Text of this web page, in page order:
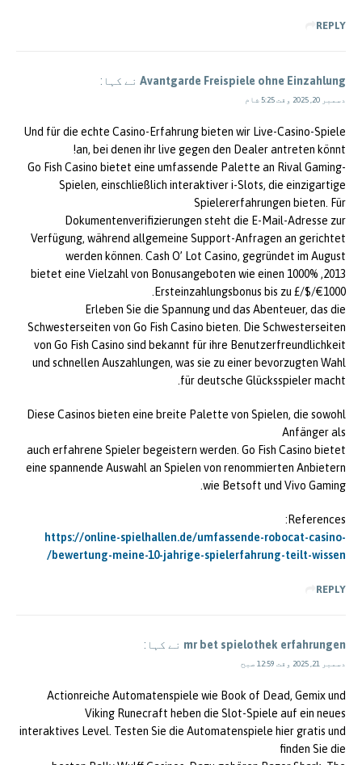
REPLY
Avantgarde Freispiele ohne Einzahlung نے کہا:
دسمبر 20, 2025 وقت 5:25 شام
Und für die echte Casino-Erfahrung bieten wir Live-Casino-Spiele
an, bei denen ihr live gegen den Dealer antreten könnt!
Go Fish Casino bietet eine umfassende Palette an Rival Gaming-
Spielen, einschließlich interaktiver i-Slots, die einzigartige
Spielererfahrungen bieten. Für
Dokumentenverifizierungen steht die E-Mail-Adresse zur
Verfügung, während allgemeine Support-Anfragen an gerichtet
werden können. Cash O’ Lot Casino, gegründet im August
2013, bietet eine Vielzahl von Bonusangeboten wie einen 1000%
Ersteinzahlungsbonus bis zu £/$/€1000.
Erleben Sie die Spannung und das Abenteuer, das die
Schwesterseiten von Go Fish Casino bieten. Die Schwesterseiten
von Go Fish Casino sind bekannt für ihre Benutzerfreundlichkeit
und schnellen Auszahlungen, was sie zu einer bevorzugten Wahl
für deutsche Glücksspieler macht.
Diese Casinos bieten eine breite Palette von Spielen, die sowohl
Anfänger als
auch erfahrene Spieler begeistern werden. Go Fish Casino bietet
eine spannende Auswahl an Spielen von renommierten Anbietern
wie Betsoft und Vivo Gaming.
References:
https://online-spielhallen.de/umfassende-robocat-casino-
bewertung-meine-10-jahrige-spielerfahrung-teilt-wissen/
REPLY
mr bet spielothek erfahrungen نے کہا:
دسمبر 21, 2025 وقت 12:59 صبح
Actionreiche Automatenspiele wie Book of Dead, Gemix und
Viking Runecraft heben die Slot-Spiele auf ein neues
interaktives Level. Testen Sie die Automatenspiele hier gratis und
finden Sie die